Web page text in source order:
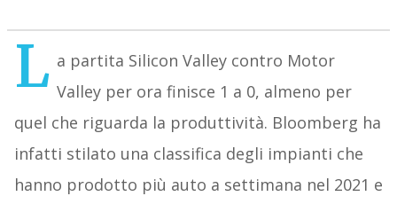
L a partita Silicon Valley contro Motor
Valley per ora finisce 1 a 0, almeno per
quel che riguarda la produttività. Bloomberg ha
infatti stilato una classifica degli impianti che
hanno prodotto più auto a settimana nel 2021 e